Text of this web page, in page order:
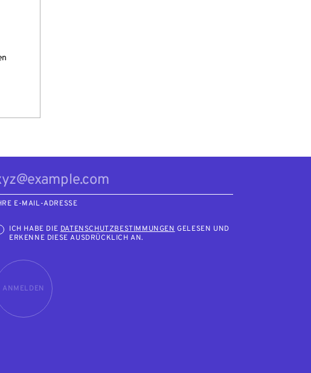
E-MAIL-ADRESSE
ICH HABE DIEDATENSCHUTZBESTIMMUNGENGELESEN UND
ERKENNE DIESE AUSDRÜCKLICH AN.
ANMELDEN